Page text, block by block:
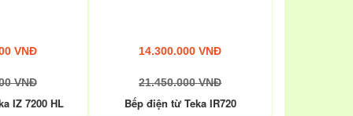
VNĐ
VNĐ
IZ 7200 HL
14.300.000 VNĐ
21.450.000 VNĐ
Bếp điện từ Teka IR720